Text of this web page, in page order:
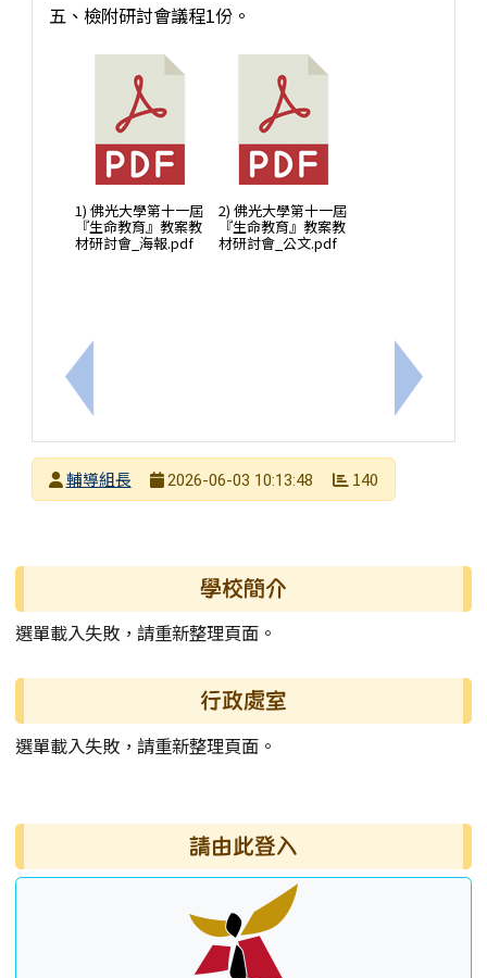
上一筆：誠徵有意願推動特教⼯作者，請參閱。
五、檢附研討會議程1份。
1) 佛光大學第十一屆
『生命教育』教案教
材研討會_海報.pdf
2) 佛光大學第十一屆
『生命教育』教案教
材研討會_公文.pdf
下一筆：
發布者
輔導組長
2026-06-03 10:13:48 140
左邊區域內容 學校簡介
選單載入失敗，請重新整理頁面。
行政處室
選單載入失敗，請重新整理頁面。
右邊區域內容 請由此登入